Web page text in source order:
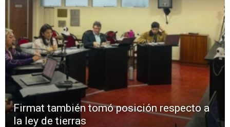
Firmat también tomó posición respecto a
la ley de tierras